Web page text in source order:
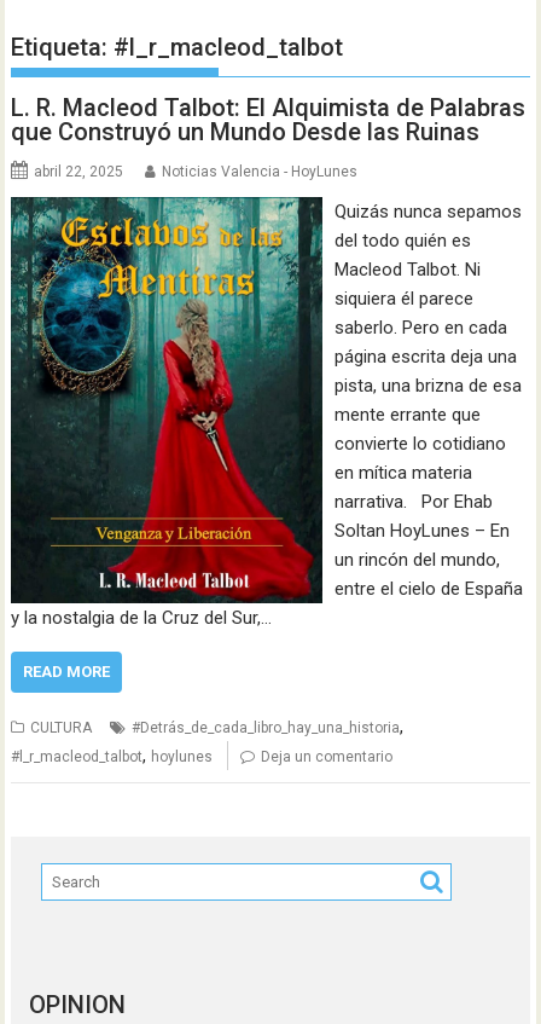
Etiqueta: #l_r_macleod_talbot
L. R. Macleod Talbot: El Alquimista de Palabras
que Construyó un Mundo Desde las Ruinas
abril 22, 2025 Noticias Valencia - HoyLunes
Quizás nunca sepamos
del todo quién es
Macleod Talbot. Ni
siquiera él parece
saberlo. Pero en cada
página escrita deja una
pista, una brizna de esa
mente errante que
convierte lo cotidiano
en mítica materia
narrativa. Por Ehab
Soltan HoyLunes – En
un rincón del mundo,
entre el cielo de España
y la nostalgia de la Cruz del Sur,…
READ MORE
CULTURA #Detrás_de_cada_libro_hay_una_historia,
#l_r_macleod_talbot, hoylunes Deja un comentario
OPINION